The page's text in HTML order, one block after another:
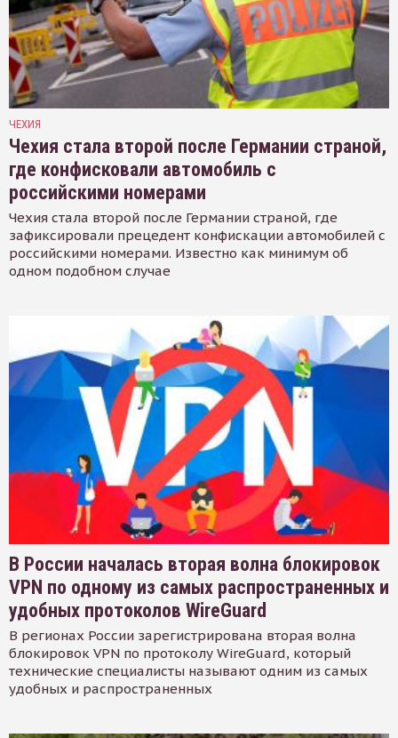
ЧЕХИЯ
Чехия стала второй после Германии страной,
где конфисковали автомобиль с
российскими номерами
Чехия стала второй после Германии страной, где
зафиксировали прецедент конфискации автомобилей с
российскими номерами. Известно как минимум об
одном подобном случае
В России началась вторая волна блокировок
VPN по одному из самых распространенных и
удобных протоколов WireGuard
В регионах России зарегистрирована вторая волна
блокировок VPN по протоколу WireGuard, который
технические специалисты называют одним из самых
удобных и распространенных